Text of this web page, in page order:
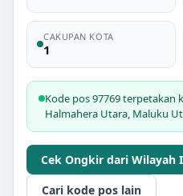
CAKUPAN KOTA
1
Kode pos 97769 terpetakan
Halmahera Utara, Maluku
Cek Ongkir dari Wilayah
Cari kode pos lain